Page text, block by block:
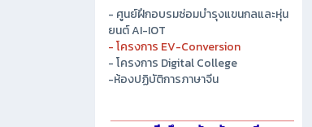
- ศูนย์ฝึกอบรมซ่อมบำรุงแขนกลและหุ่น
ยนต์ AI-IOT
- โครงการ EV-Conversion
- โครงการ Digital College
-ห้องปฏิบัติการภาษาจีน